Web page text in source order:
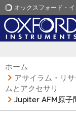
オックスフォード・
オッ
ホーム
アサイラム・リ
ムとアクセサリ
Jupiter AFM原子